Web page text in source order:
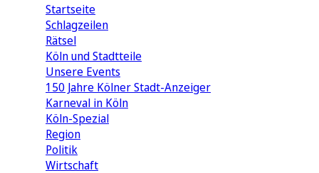
Startseite
Schlagzeilen
Rätsel
Köln und Stadtteile
Unsere Events
150 Jahre Kölner Stadt-Anzeiger
Karneval in Köln
Köln-Spezial
Region
Politik
Wirtschaft